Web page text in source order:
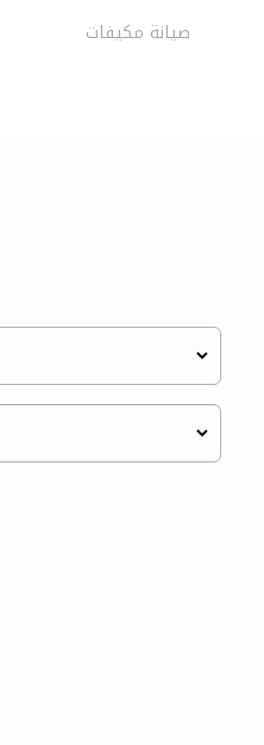
صيانة مكيفات